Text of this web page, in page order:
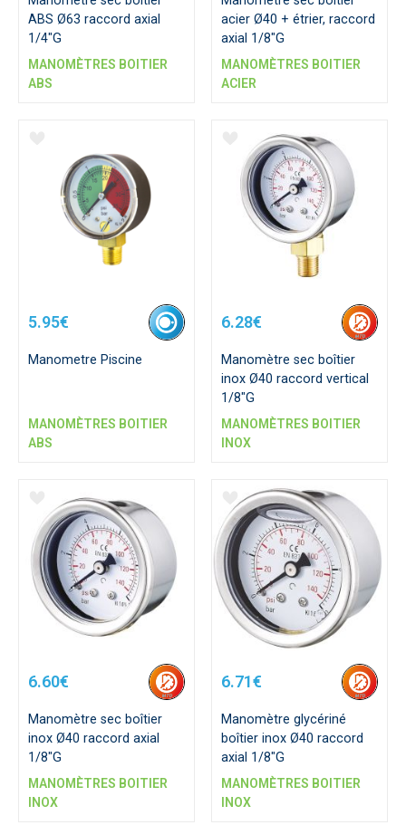
ABS Ø63 raccord axial
1/4"G
MANOMÈTRES BOITIER
ABS
acier Ø40 + étrier, raccord
axial 1/8"G
MANOMÈTRES BOITIER
ACIER
5.95€
Manometre Piscine
MANOMÈTRES BOITIER
ABS
6.28€
Manomètre sec boîtier
inox Ø40 raccord vertical
1/8"G
MANOMÈTRES BOITIER
INOX
6.60€
Manomètre sec boîtier
inox Ø40 raccord axial
1/8"G
MANOMÈTRES BOITIER
INOX
6.71€
Manomètre glycériné
boîtier inox Ø40 raccord
axial 1/8"G
MANOMÈTRES BOITIER
INOX